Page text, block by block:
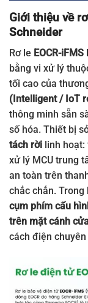
Giới thiệu về
Schneider
Rơ le EOCR-iFMS
bằng vi xử lý
tối cao của
(Intelligent / IoT
thông minh sẵn
số hóa. Thiết bị
tách rời linh hoạt:
xử lý MCU trung
an toàn trên
chắc chắn. Trong
cụm phím cấu
trên mặt cánh
cách điện